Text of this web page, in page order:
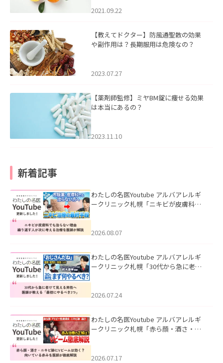
2021.09.22
【教えてドクター】防風通聖散の効果
や副作用は？長期服用は危険なの？
2023.07.27
【薬剤師監修】ミヤBM錠に痩せる効果
は本当にあるの？
2023.11.10
新着記事
わたしの名医Youtube アルバアレルギ
ークリニック札幌「ニキビが皮膚科で
ました。
2026.08.07
わたしの名医Youtube アルバアレルギ
ークリニック札幌「30代から急に老け
た。
2026.07.24
わたしの名医Youtube アルバアレルギ
ークリニック札幌「赤ら顔・酒さ・ニ
した。
2026.07.17